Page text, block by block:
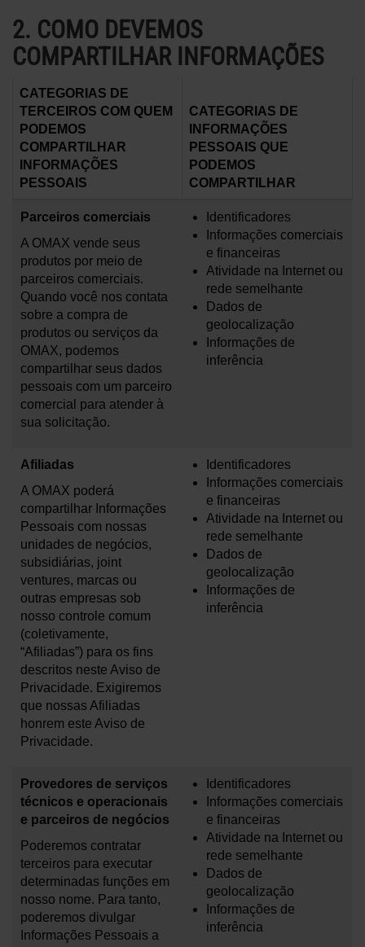
2. COMO DEVEMOS
COMPARTILHAR INFORMAÇÕES
CATEGORIAS DE
TERCEIROS COM QUEM
PODEMOS
COMPARTILHAR
INFORMAÇÕES
PESSOAIS
CATEGORIAS DE
INFORMAÇÕES
PESSOAIS QUE
PODEMOS
COMPARTILHAR
Parceiros comerciais
A OMAX vende seus
produtos por meio de
parceiros comerciais.
Quando você nos contata
sobre a compra de
produtos ou serviços da
OMAX, podemos
compartilhar seus dados
pessoais com um parceiro
comercial para atender à
sua solicitação.
Identificadores
Informações comerciais
e financeiras
Atividade na Internet ou
rede semelhante
Dados de
geolocalização
Informações de
inferência
Afiliadas
A OMAX poderá
compartilhar Informações
Pessoais com nossas
unidades de negócios,
subsidiárias, joint
ventures, marcas ou
outras empresas sob
nosso controle comum
(coletivamente,
“Afiliadas”) para os fins
descritos neste Aviso de
Privacidade. Exigiremos
que nossas Afiliadas
honrem este Aviso de
Privacidade.
Identificadores
Informações comerciais
e financeiras
Atividade na Internet ou
rede semelhante
Dados de
geolocalização
Informações de
inferência
Provedores de serviços
técnicos e operacionais
e parceiros de negócios
Poderemos contratar
terceiros para executar
determinadas funções em
nosso nome. Para tanto,
poderemos divulgar
Informações Pessoais a
Identificadores
Informações comerciais
e financeiras
Atividade na Internet ou
rede semelhante
Dados de
geolocalização
Informações de
inferência